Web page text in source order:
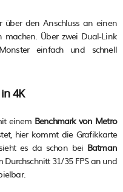
über den Anschluss an einen
machen. Über zwei Dual-Link
einfach und schnell
4K
einem Benchmark von Metro
hier kommt die Grafikkarte
es da schon bei Batman
31/35 FPS an und